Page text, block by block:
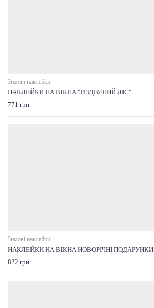
Зимові наклейки
НАКЛЕЙКИ НА ВІКНА "РІЗДВЯНИЙ ЛІС"
771 грн
Зимові наклейки
НАКЛЕЙКИ НА ВІКНА НОВОРІЧНІ ПОДАРУНКИ
822 грн